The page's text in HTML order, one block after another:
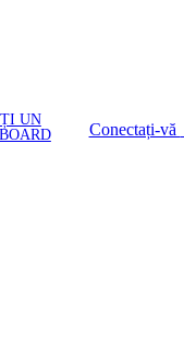
UN
Conectați-vă